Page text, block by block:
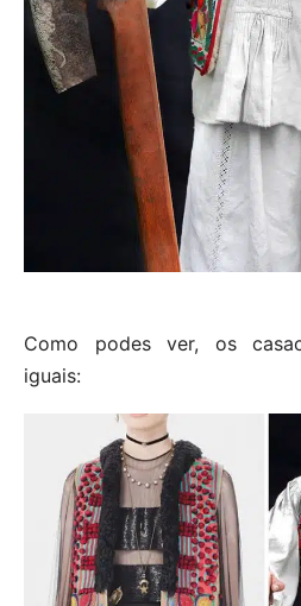
Como podes ver, os
iguais: